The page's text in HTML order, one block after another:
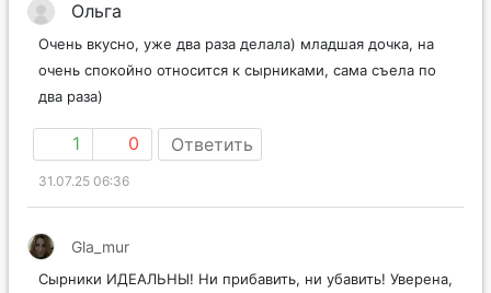
Ольга
Очень вкусно, уже два раза делала) младшая дочка, на
очень спокойно относится к сырниками, сама съела по
два раза)
1 0 Ответить
31.07.25 06:36
Gla_mur
Сырники ИДЕАЛЬНЫ! Ни прибавить, ни убавить! Уверена,